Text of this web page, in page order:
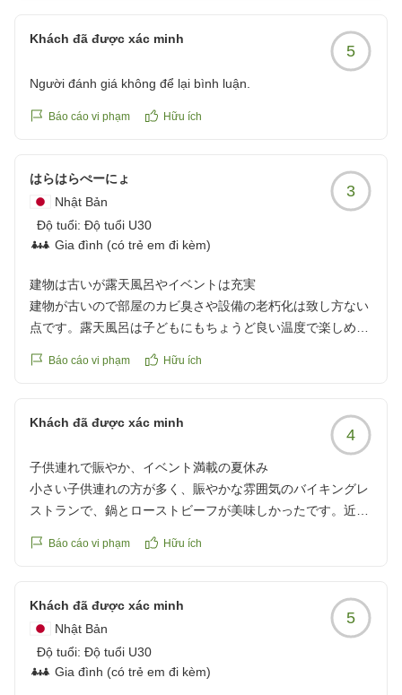
Khách đã được xác minh
5
Người đánh giá không để lại bình luận.
Báo cáo vi phạm Hữu ích
はらはらぺーにょ
Nhật Bản
Độ tuổi: Độ tuổi U30
Gia đình (có trẻ em đi kèm)
3
建物は古いが露天風呂やイベントは充実
建物が古いので部屋のカビ臭さや設備の老朽化は致し方ない
点です。露天風呂は子どもにもちょうど良い温度で楽しめま
ベントで出店やものづくり体験があって楽しめました。
Báo cáo vi phạm Hữu ích
Khách đã được xác minh
4
子供連れで賑やか、イベント満載の夏休み
小さい子供連れの方が多く、賑やかな雰囲気のバイキングレ
ストランで、鍋とローストビーフが美味しかったです。近く
ムセンター、花火、縁日のイベント等盛り沢山で夏の良い思
https://review.travel.rakuten.co.jp/hotel/voice/11009?
reviewId=33123478403095
Báo cáo vi phạm Hữu ích
Khách đã được xác minh
Nhật Bản
Độ tuổi: Độ tuổi U30
Gia đình (có trẻ em đi kèm)
5